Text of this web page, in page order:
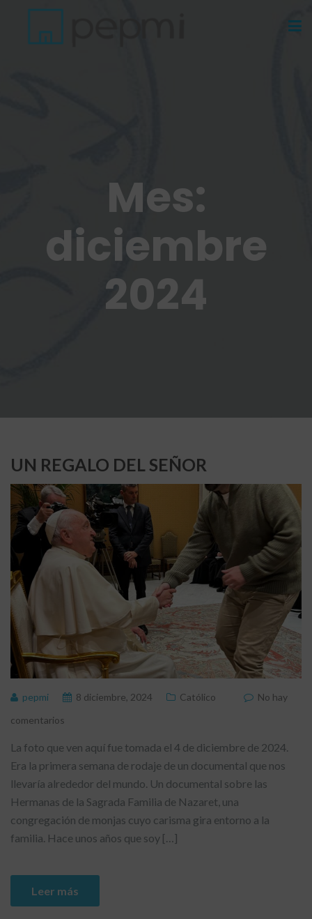
Mes:
diciembre
2024
UN REGALO DEL SEÑOR
pepmi 8 diciembre, 2024 Católico
No hay
comentarios
La foto que ven aquí fue tomada el 4 de diciembre de 2024.
Era la primera semana de rodaje de un documental que nos
llevaría alrededor del mundo. Un documental sobre las
Hermanas de la Sagrada Familia de Nazaret, una
congregación de monjas cuyo carisma gira entorno a la
familia. Hace unos años que soy […]
Leer más